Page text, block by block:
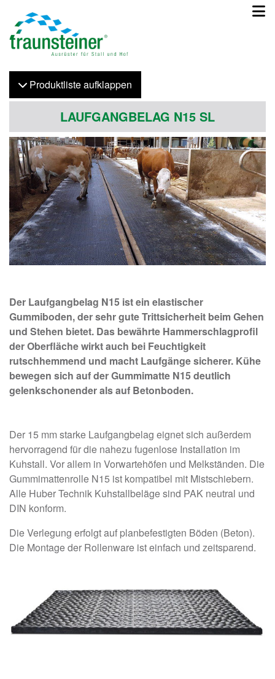
Produktlisteaufklappen
LAUFGANGBELAG N15 SL
Der Laufgangbelag N15 ist ein elastischer
Gummiboden, der sehr gute Trittsicherheit beim Gehen
und Stehen bietet. Das bewährte Hammerschlagprofil
der Oberfläche wirkt auch bei Feuchtigkeit
rutschhemmend und macht Laufgänge sicherer. Kühe
bewegen sich auf der Gummimatte N15 deutlich
gelenkschonender als auf Betonboden.
Der 15 mm starke Laufgangbelag eignet sich außerdem
hervorragend für die nahezu fugenlose Installation im
Kuhstall. Vor allem in Vorwartehöfen und Melkständen. Die
Gummimattenrolle N15 ist kompatibel mit Mistschiebern.
Alle Huber Technik Kuhstallbeläge sind PAK neutral und
DIN konform.
Die Verlegung erfolgt auf planbefestigten Böden (Beton).
Die Montage der Rollenware ist einfach und zeitsparend.